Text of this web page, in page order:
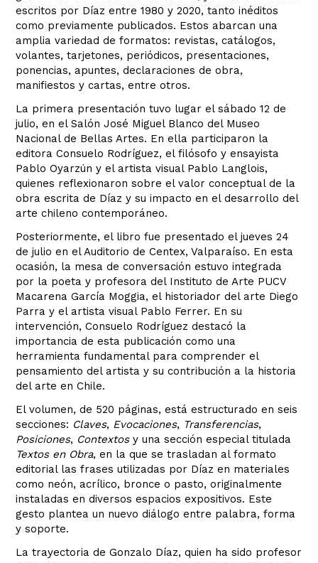
escritos por Díaz entre 1980 y 2020, tanto inéditos
como previamente publicados. Estos abarcan una
amplia variedad de formatos: revistas, catálogos,
volantes, tarjetones, periódicos, presentaciones,
ponencias, apuntes, declaraciones de obra,
manifiestos y cartas, entre otros.
La primera presentación tuvo lugar el sábado 12 de
julio, en el Salón José Miguel Blanco del Museo
Nacional de Bellas Artes. En ella participaron la
editora Consuelo Rodríguez, el filósofo y ensayista
Pablo Oyarzún y el artista visual Pablo Langlois,
quienes reflexionaron sobre el valor conceptual de la
obra escrita de Díaz y su impacto en el desarrollo del
arte chileno contemporáneo.
Posteriormente, el libro fue presentado el jueves 24
de julio en el Auditorio de Centex, Valparaíso. En esta
ocasión, la mesa de conversación estuvo integrada
por la poeta y profesora del Instituto de Arte PUCV
Macarena García Moggia, el historiador del arte Diego
Parra y el artista visual Pablo Ferrer. En su
intervención, Consuelo Rodríguez destacó la
importancia de esta publicación como una
herramienta fundamental para comprender el
pensamiento del artista y su contribución a la historia
del arte en Chile.
El volumen, de 520 páginas, está estructurado en seis
secciones: Claves, Evocaciones, Transferencias,
Posiciones, Contextosy una sección especial titulada
Textos en Obra, en la que se trasladan al formato
editorial las frases utilizadas por Díaz en materiales
como neón, acrílico, bronce o pasto, originalmente
instaladas en diversos espacios expositivos. Este
gesto plantea un nuevo diálogo entre palabra, forma
y soporte.
La trayectoria de Gonzalo Díaz, quien ha sido profesor